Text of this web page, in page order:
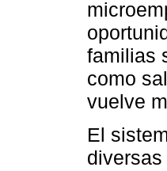
familias
como
vuelve
El